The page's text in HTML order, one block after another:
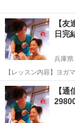
【
日完
兵庫県
【レッスン内容】ヨガ
す。レッスンは学科と
を脱がずそのまま行い
いくテクニックと、ヨ
兵庫 神戸市 マ
【通